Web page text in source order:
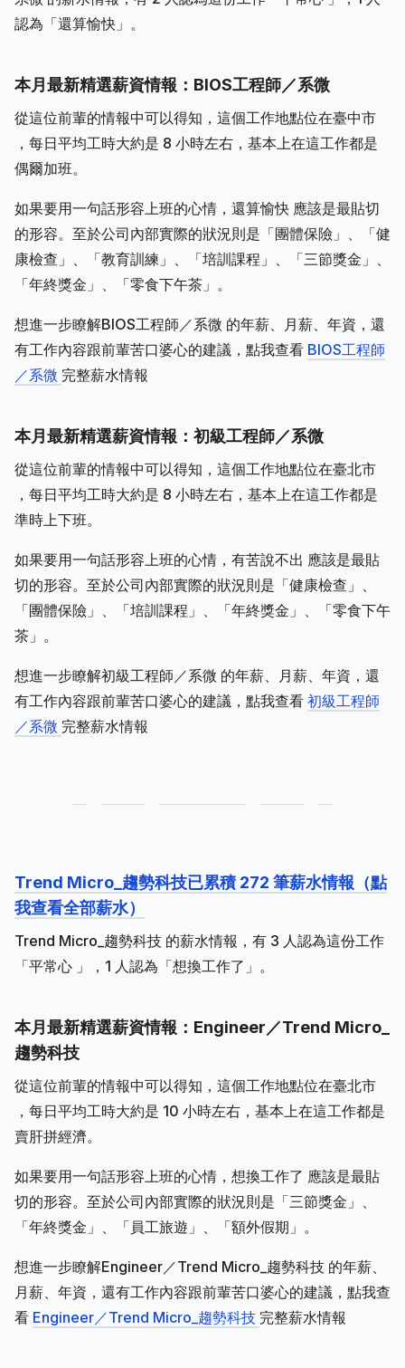
認為「還算愉快」。
本月最新精選薪資情報：BIOS工程師／系微
從這位前輩的情報中可以得知，這個工作地點位在臺中市
，每日平均工時大約是 8 小時左右，基本上在這工作都是
偶爾加班。
如果要用一句話形容上班的心情，還算愉快 應該是最貼切
的形容。至於公司內部實際的狀況則是「團體保險」、「健
康檢查」、「教育訓練」、「培訓課程」、「三節獎金」、
「年終獎金」、「零食下午茶」。
想進一步瞭解BIOS工程師／系微 的年薪、月薪、年資，還
有工作內容跟前輩苦口婆心的建議，點我查看 BIOS工程師
／系微 完整薪水情報
本月最新精選薪資情報：初級工程師／系微
從這位前輩的情報中可以得知，這個工作地點位在臺北市
，每日平均工時大約是 8 小時左右，基本上在這工作都是
準時上下班。
如果要用一句話形容上班的心情，有苦說不出 應該是最貼
切的形容。至於公司內部實際的狀況則是「健康檢查」、
「團體保險」、「培訓課程」、「年終獎金」、「零食下午
茶」。
想進一步瞭解初級工程師／系微 的年薪、月薪、年資，還
有工作內容跟前輩苦口婆心的建議，點我查看 初級工程師
／系微 完整薪水情報
Trend Micro_趨勢科技已累積 272 筆薪水情報（點
我查看全部薪水）
Trend Micro_趨勢科技 的薪水情報，有 3 人認為這份工作
「平常心 」，1 人認為「想換工作了」。
本月最新精選薪資情報：Engineer／Trend Micro_
趨勢科技
從這位前輩的情報中可以得知，這個工作地點位在臺北市
，每日平均工時大約是 10 小時左右，基本上在這工作都是
賣肝拼經濟。
如果要用一句話形容上班的心情，想換工作了 應該是最貼
切的形容。至於公司內部實際的狀況則是「三節獎金」、
「年終獎金」、「員工旅遊」、「額外假期」。
想進一步瞭解Engineer／Trend Micro_趨勢科技 的年薪、
月薪、年資，還有工作內容跟前輩苦口婆心的建議，點我查
看 Engineer／Trend Micro_趨勢科技 完整薪水情報